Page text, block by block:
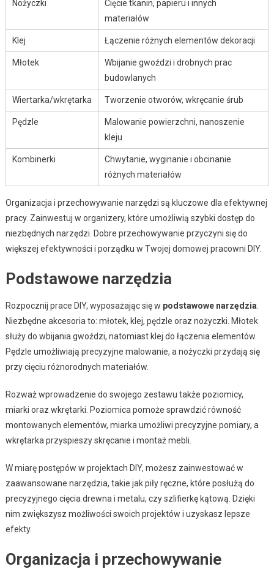
Nożyczki
Cięcie tkanin, papieru i innych
materiałów
Klej Łączenie różnych elementów dekoracji
Młotek
Wbijanie gwoździ i drobnych prac
budowlanych
Wiertarka/wkrętarka Tworzenie otworów, wkręcanie śrub
Pędzle
Malowanie powierzchni, nanoszenie
kleju
Kombinerki
Chwytanie, wyginanie i obcinanie
różnych materiałów
Organizacja i przechowywanie narzędzi są kluczowe dla efektywnej
pracy. Zainwestuj w organizery, które umożliwią szybki dostęp do
niezbędnych narzędzi. Dobre przechowywanie przyczyni się do
większej efektywności i porządku w Twojej domowej pracowni DIY.
Podstawowe narzędzia
Rozpocznij prace DIY, wyposażając się w podstawowe narzędzia
Niezbędne akcesoria to: młotek, klej, pędzle oraz nożyczki. Młotek
służy do wbijania gwoździ, natomiast klej do łączenia elementów.
Pędzle umożliwiają precyzyjne malowanie, a nożyczki przydają się
przy cięciu różnorodnych materiałów.
Rozważ wprowadzenie do swojego zestawu także poziomicy,
miarki oraz wkrętarki. Poziomica pomoże sprawdzić równość
montowanych elementów, miarka umożliwi precyzyjne pomiary, a
wkrętarka przyspieszy skręcanie i montaż mebli.
W miarę postępów w projektach DIY, możesz zainwestować w
zaawansowane narzędzia, takie jak piły ręczne, które posłużą do
precyzyjnego cięcia drewna i metalu, czy szlifierkę kątową. Dzięki
nim zwiększysz możliwości swoich projektów i uzyskasz lepsze
efekty.
Organizacja i przechowywanie